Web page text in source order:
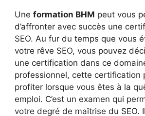
Une formation BHM peut vous
d’affronter avec succès une
SEO. Au fur du temps que vous
votre rêve SEO, vous pouvez
une certification dans ce
professionnel, cette certification
profiter lorsque vous êtes à la
emploi. C’est un examen qui
votre degré de maîtrise du SEO.